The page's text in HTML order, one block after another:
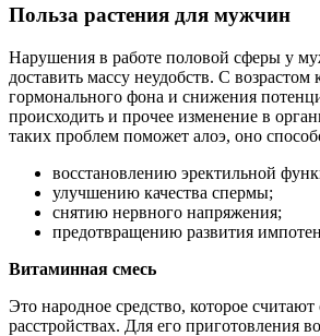
Польза растения для мужчин
Нарушения в работе половой сферы у
доставить массу неудобств. С
гормонального фона и снижения
происходить и прочее изменение в
таких проблем поможет алоэ, оно
восстановлению эректильной
улучшению качества спермы;
снятию нервного напряжения;
предотвращению развития
Витаминная смесь
Это народное средство, которое
расстройствах. Для его приготовления